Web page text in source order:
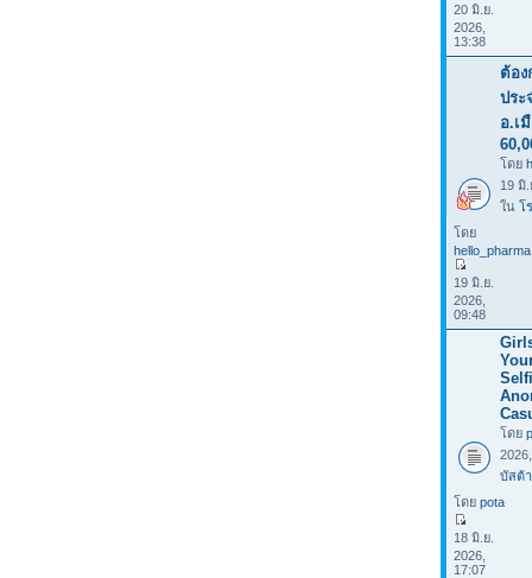
20 มิ.ย.
2026,
13:38
ต้อง
ประ
อ.เ
โดย
19 มิ.
ใน โ
โดย
hello_pharma
19 มิ.ย.
2026,
09:48
โดย
บัสต้า
โดย pota
18 มิ.ย.
2026,
17:07